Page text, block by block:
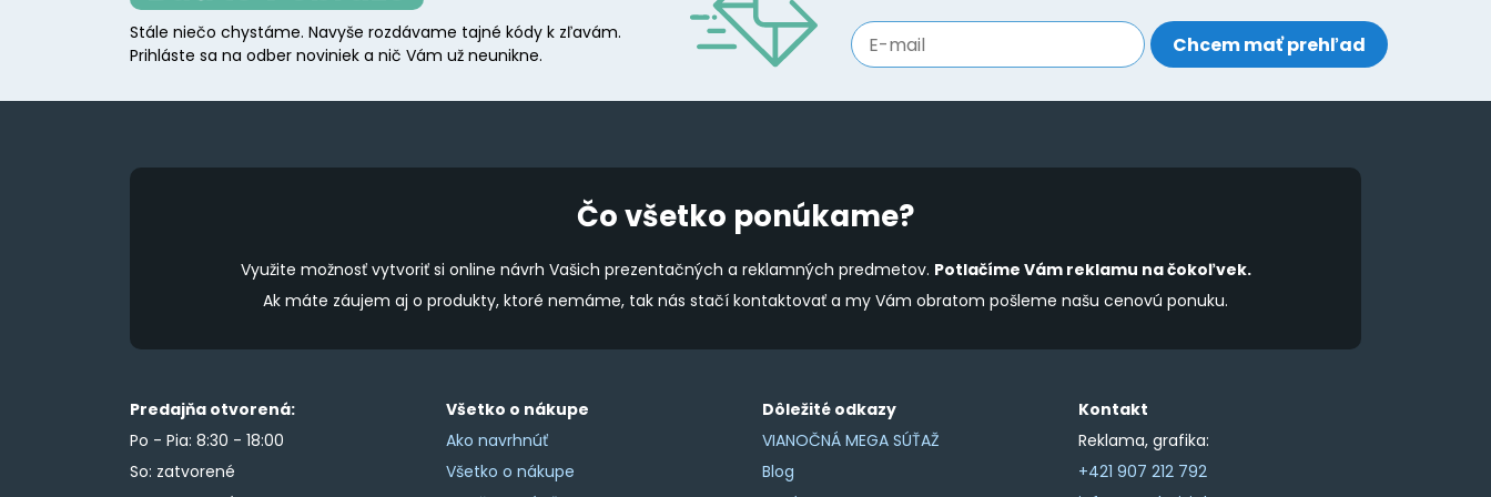
may
be
on
product
be
chosen
the
page
on
the
page
be
chosen
page
Stále niečo chystáme. Navyše rozdávame tajné kódy k zľavám.
Prihláste sa na odber noviniek a nič Vám už neunikne.
Čo všetko ponúkame?
Využite možnosť vytvoriť si online návrh Vašich prezentačných a reklamných predmetov. Potlačíme Vám reklamu na čokoľvek.
Ak máte záujem aj o produkty, ktoré nemáme, tak nás stačí kontaktovať a my Vám obratom pošleme našu cenovú ponuku.
Predajňa otvorená:
Po - Pia: 8:30 - 18:00
So: zatvorené
Všetko o nákupe
Ako navrhnúť
Všetko o nákupe
Dôležité odkazy
VIANOČNÁ MEGA SÚŤAŽ
Blog
Kontakt
Reklama, grafika:
+421 907 212 792